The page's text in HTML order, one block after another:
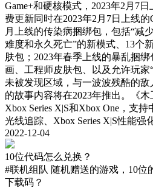
Game+和硬核模式，2023年2月7
费更新同时在2023年2月7日上线的
月上线的传染病捆绑包，包括“减
难度和永久死亡”的新模式、13个
肤包；2023年春季上线的暴乱捆
画、工程师皮肤包、以及允许玩家
未被发现区域，与一波波残酷的
的故事内容将在2023年推出。《
Xbox Series X|S和Xbox One，支持
光线追踪、Xbox Series X|S性能强
2022-12-04
10位代码怎么兑换？
#联机组队 随机赠送的游戏，10位
下载码？